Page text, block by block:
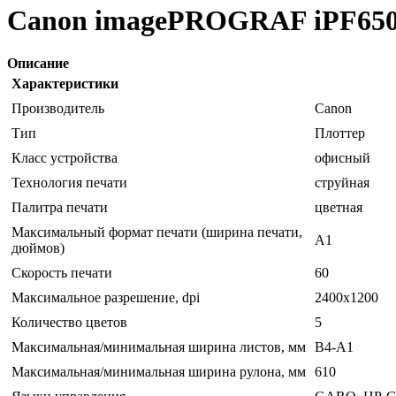
Canon imagePROGRAF
Описание
Характеристики
Производитель
Canon
Тип
Плоттер
Класс устройства
офисный
Технология печати
струйная
Палитра печати
цветная
Максимальный формат печати (ширина печати,
дюймов)
A1
Скорость печати
60
Максимальное разрешение, dpi
2400x1200
Количество цветов
5
Максимальная/минимальная ширина листов, мм B4-A1
Максимальная/минимальная ширина рулона, мм 610